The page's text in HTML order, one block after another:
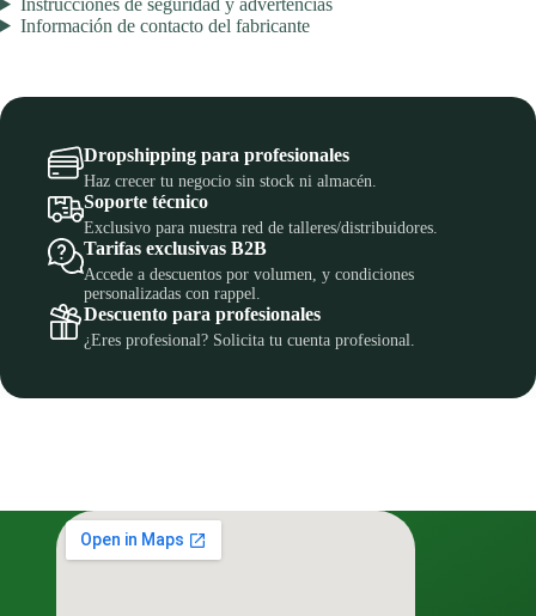
Información de contacto del fabricante
Dropshipping para profesionales
Haz crecer tu negocio sin stock ni almacén.
Soporte técnico
Exclusivo para nuestra red de talleres/distribuidores.
Tarifas exclusivas B2B
Accede a descuentos por volumen, y condiciones
personalizadas con rappel.
Descuento para profesionales
¿Eres profesional? Solicita tu cuenta profesional.